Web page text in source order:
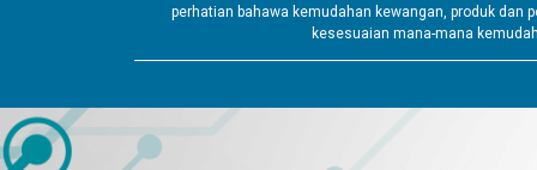
perhatian bahawa kemudahan kewangan, produk
kesesuaian mana-mana